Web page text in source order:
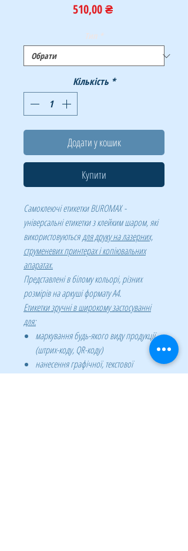
510,00 ₴Ціна
Тип *
Кількість *
Додати у кошик
Купити
Самоклеючі етикетки BUROMAX -
універсальні етикетки з клейким шаром, які
використовуютьсядля друку на лазерних,
струменевих принтерах і копіювальних
апаратах.
Представлені в білому кольорі, різних
розмірів на аркуші формату А4.
Етикетки зручні в широкому застосуванні
для:
маркування будь-якого виду продукції
(штрих-коду, QR-коду)
нанесення графічної, текстової